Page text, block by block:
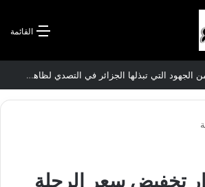
القائمة
سعيود:” إيطاليا تثمن الجهود التي تبذلها الجزائر في التصدي لظاهرة الهجرة غير الشرعية”
تخفيض سعر الرحلة